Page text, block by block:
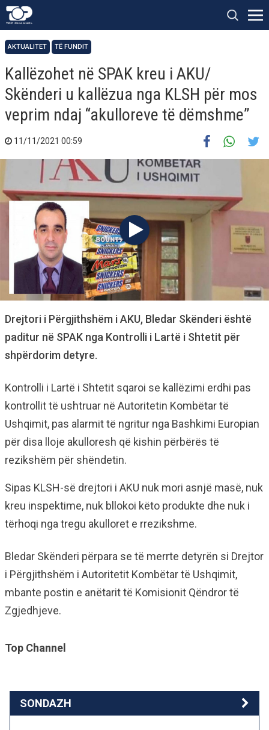
AKTUALITET TË FUNDIT
Kallëzohet në SPAK kreu i AKU/
Skënderi u kallëzua nga KLSH për mos
veprim ndaj “akulloreve të dëmshme”
11/11/2021 00:59
Drejtori i Përgjithshëm i AKU, Bledar Skënderi është
paditur në SPAK nga Kontrolli i Lartë i Shtetit për
shpërdorim detyre.
Kontrolli i Lartë i Shtetit sqaroi se kallëzimi erdhi pas
kontrollit të ushtruar në Autoritetin Kombëtar të
Ushqimit, pas alarmit të ngritur nga Bashkimi Europian
për disa lloje akulloresh që kishin përbërës të
rezikshëm për shëndetin.
Sipas KLSH-së drejtori i AKU nuk mori asnjë masë, nuk
kreu inspektime, nuk bllokoi këto produkte dhe nuk i
tërhoqi nga tregu akulloret e rrezikshme.
Bledar Skënderi përpara se të merrte detyrën si Drejtor
i Përgjithshëm i Autoritetit Kombëtar të Ushqimit,
mbante postin e anëtarit të Komisionit Qëndror të
Zgjedhjeve.
Top Channel
SONDAZH